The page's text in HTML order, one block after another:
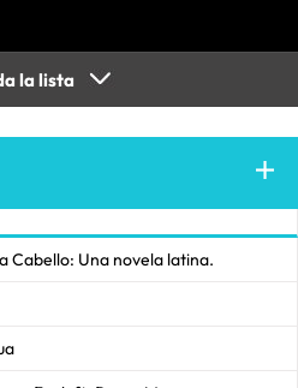
la lista
Cabello: Una novela latina.